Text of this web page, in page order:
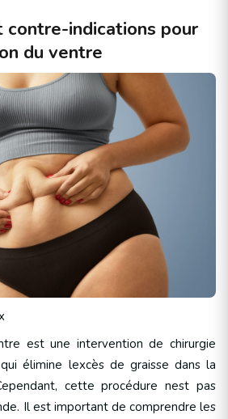
contre-indications pour
du ventre
est une intervention de chirurgie
élimine lexcès de graisse dans la
cette procédure nest pas
Il est important de comprendre les